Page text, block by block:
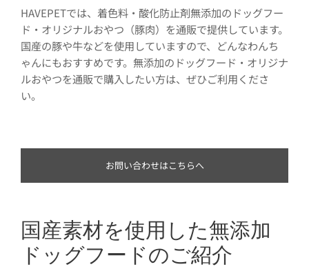
HAVEPETでは、着色料・酸化防止剤無添加のドッグフー
ド・オリジナルおやつ（豚肉）を通販で提供しています。
国産の豚や牛などを使用していますので、どんなわんち
ゃんにもおすすめです。無添加のドッグフード・オリジナ
ルおやつを通販で購入したい方は、ぜひご利用くださ
い。
お問い合わせはこちらへ
国産素材を使用した無添加
ドッグフードのご紹介